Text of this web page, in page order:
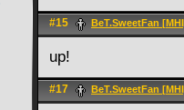
#15 BeT.SweetFan
up!
#17 BeT.SweetFan